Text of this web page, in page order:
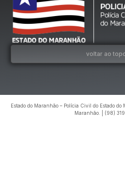
voltar ao
Estado do Maranhão – Polícia Civil do Estado
Maranhão. | (98)